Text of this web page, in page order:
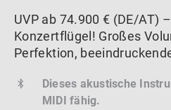
UVP ab 74.900 € (DE/AT)
Konzertflügel! Großes
Perfektion,
Dieses akustische
MIDI fähig.